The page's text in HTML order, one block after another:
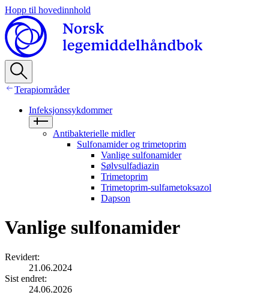
Hopp til hovedinnhold
Terapiområder
Infeksjonssykdommer
Antibakterielle midler
Sulfonamider og trimetoprim
Vanlige sulfonamider
Sølvsulfadiazin
Trimetoprim
Trimetoprim-sulfametoksazol
Dapson
Vanlige sulfonamider
Revidert:
21.06.2024
Sist endret:
24.06.2026